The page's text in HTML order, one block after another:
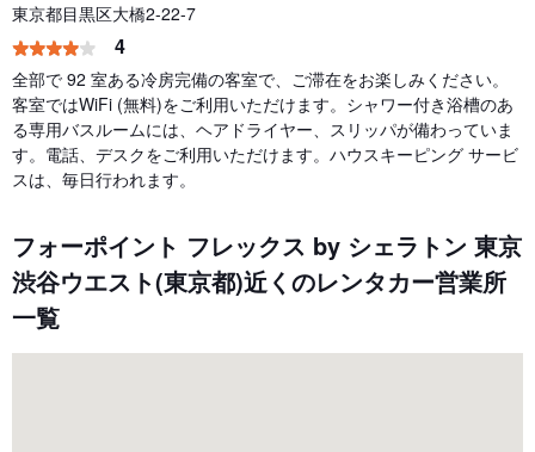
東京都目黒区大橋2-22-7
4
全部で 92 室ある冷房完備の客室で、ご滞在をお楽しみください。
客室ではWiFi (無料)をご利用いただけます。シャワー付き浴槽のあ
る専用バスルームには、ヘアドライヤー、スリッパが備わっていま
す。電話、デスクをご利用いただけます。ハウスキーピング サービ
スは、毎日行われます。
フォーポイント フレックス by シェラトン 東京
渋谷ウエスト(東京都)近くのレンタカー営業所
一覧